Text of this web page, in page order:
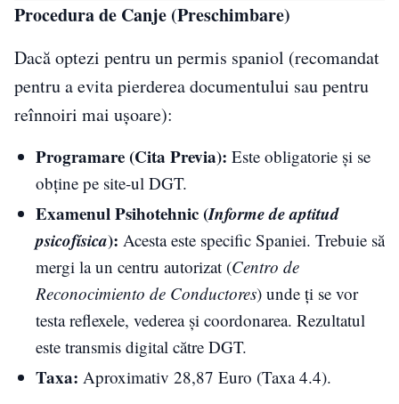
Procedura de Canje (Preschimbare)
Dacă optezi pentru un permis spaniol (recomandat
pentru a evita pierderea documentului sau pentru
reînnoiri mai ușoare):
Programare (Cita Previa): Este obligatorie și se
obține pe site-ul DGT.
Examenul Psihotehnic (Informe de aptitud
psicofísica): Acesta este specific Spaniei. Trebuie să
mergi la un centru autorizat (Centro de
Reconocimiento de Conductores) unde ți se vor
testa reflexele, vederea și coordonarea. Rezultatul
este transmis digital către DGT.
Taxa: Aproximativ 28,87 Euro (Taxa 4.4).